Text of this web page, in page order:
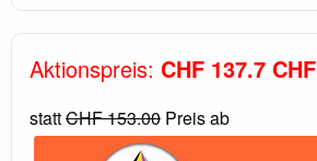
Aktionspreis: CHF 137.7 CHF
stattCHF 153.00 Preis ab